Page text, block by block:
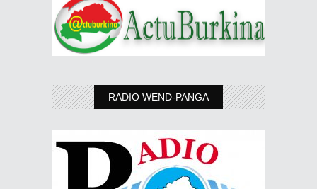
RADIO WEND-PANGA